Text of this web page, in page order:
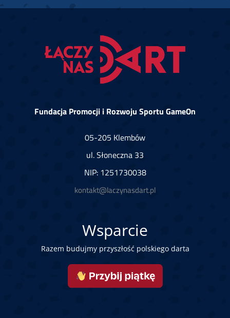
Fundacja Promocji i Rozwoju Sportu GameOn
05-205 Klembów
ul. Słoneczna 33
NIP: 1251730038
kontakt@laczynasdart.pl
Wsparcie
Razem budujmy przyszłość polskiego darta